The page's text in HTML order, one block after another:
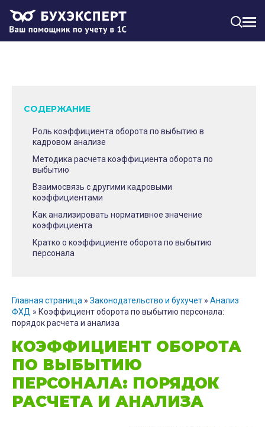
Главная страница » Законодательство и бухучет » Анализ
ФХД » Коэффициент оборота по выбытию персонала:
порядок расчета и анализа
КОЭФФИЦИЕНТ ОБОРОТА
ПО ВЫБЫТИЮ
ПЕРСОНАЛА: ПОРЯДОК
РАСЧЕТА И АНАЛИЗА
СОДЕРЖАНИЕ
Роль коэффициента оборота по выбытию в
кадровом анализе
Методика расчета коэффициента оборота по
выбытию
Взаимосвязь с другими кадровыми
коэффициентами
Как анализировать нормативное значение
коэффициента
Кратко о коэффициенте оборота по выбытию
персонала